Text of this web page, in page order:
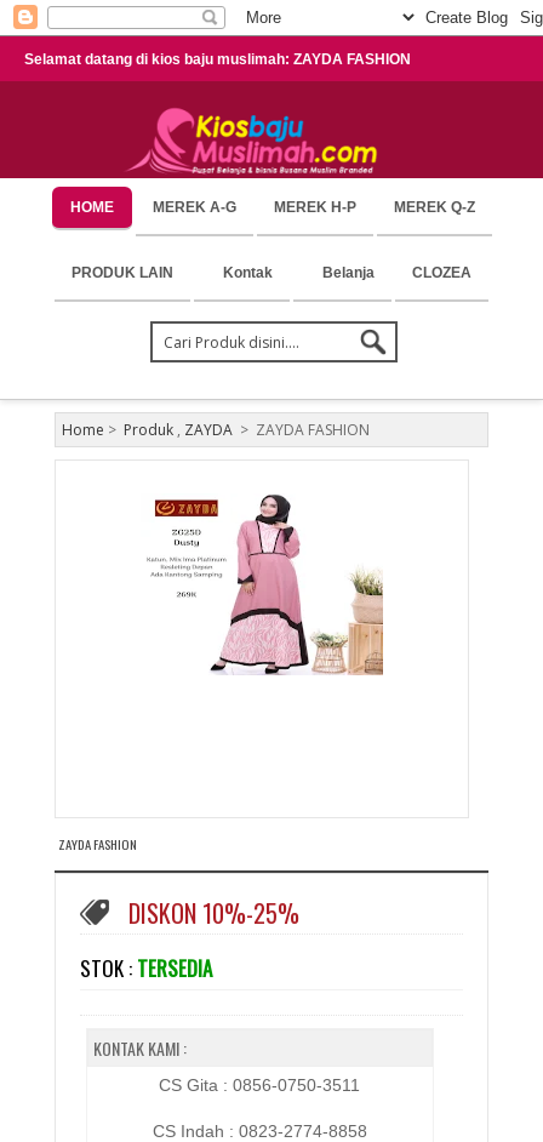
Selamat datang di kios baju muslimah: ZAYDA FASHION
HOME MEREK A-G MEREK H-P MEREK Q-Z
PRODUK LAIN Kontak Belanja CLOZEA
Home > Produk, ZAYDA > ZAYDA FASHION
ZAYDA FASHION
DISKON 10%-25%
STOK : TERSEDIA
KONTAK KAMI :
CS Gita : 0856-0750-3511
CS Indah : 0823-2774-8858